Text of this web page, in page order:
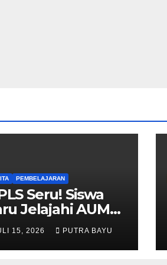
PEMBELAJARAN
Seru! Siswa
Jelajahi AUM
15, 2026 PUTRA BAYU